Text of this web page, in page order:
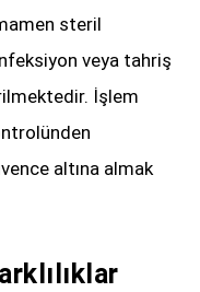
steril
veya tahriş
İşlem
altına almak